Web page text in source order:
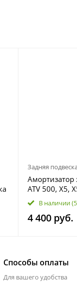
Задняя
Амортизатор
ATV 500, X5,
9010-
В наличии
4 400 руб.
Способы оплаты
Для вашего удобства